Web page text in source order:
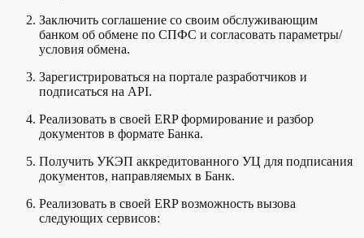
Заключить соглашение со своим обслуживающим
банком об обмене по СПФС и согласовать параметры/
условия обмена.
Зарегистрироваться на портале разработчиков и
подписаться на API.
Реализовать в своей ERP формирование и разбор
документов в формате Банка.
Получить УКЭП аккредитованного УЦ для подписания
документов, направляемых в Банк.
Реализовать в своей ERP возможность вызова
следующих сервисов: